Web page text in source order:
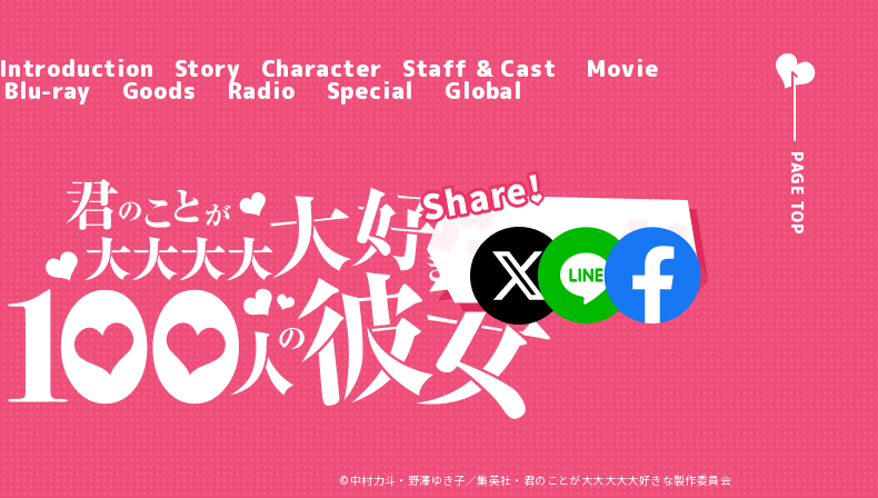
Introduction Story Character Staff & Cast Movie
Blu-ray Goods Radio Special Global
©中村力斗・野澤ゆき子／集英社・君のことが大大大大大好きな製作委員会
PAGE TOP